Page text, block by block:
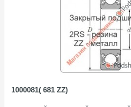
1000081( 681 ZZ)